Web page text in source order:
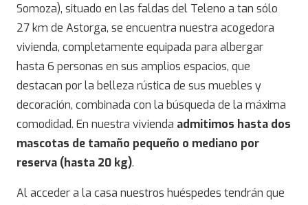
Somoza), situado en las faldas del Teleno a tan sólo
27 km de Astorga, se encuentra nuestra acogedora
vivienda, completamente equipada para albergar
hasta 6 personas en sus amplios espacios, que
destacan por la belleza rústica de sus muebles y
decoración, combinada con la búsqueda de la máxima
comodidad. En nuestra vivienda admitimos hasta dos
mascotas de tamaño pequeño o mediano por
reserva (hasta 20 kg).
Al acceder a la casa nuestros huéspedes tendrán que